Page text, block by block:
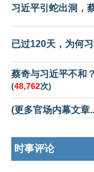
习近平引蛇出洞，
已过120天，为何
蔡奇与习近平不和
(48,762次)
(更多官场内幕文章
时事评论